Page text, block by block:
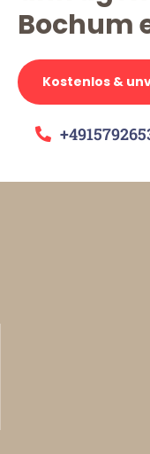
Bochum
Kostenlos &